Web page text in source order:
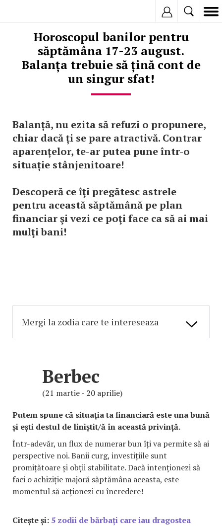
Horoscopul banilor pentru
săptămâna 17-23 august.
Balanța trebuie să țină cont de
un singur sfat!
Balanță, nu ezita să refuzi o propunere,
chiar dacă ți se pare atractivă. Contrar
aparențelor, te-ar putea pune într-o
situație stânjenitoare!
Descoperă ce îţi pregătesc astrele
pentru această săptămână pe plan
financiar şi vezi ce poţi face ca să ai mai
mulţi bani!
Berbec
(21 martie - 20 aprilie)
Putem spune că situația ta financiară este una bună
și ești destul de liniștit/ă în această privință.
Într-adevăr, un flux de numerar bun îți va permite să ai
perspective noi. Banii curg, investițiile sunt
promițătoare și obții stabilitate. Dacă intenționezi să
faci o achiziție majoră săptămâna aceasta, este
momentul să acționezi cu încredere!
Citește și: 5 zodii de bărbați care iau dragostea